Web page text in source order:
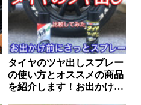
タイヤのツヤ出しスプレー
の使い方とオススメの商品
を紹介します！お出かけ前